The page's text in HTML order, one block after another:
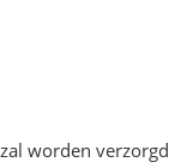
worden verzorgd